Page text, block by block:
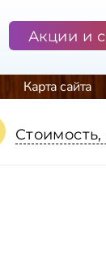
Акции и
Карта сайта